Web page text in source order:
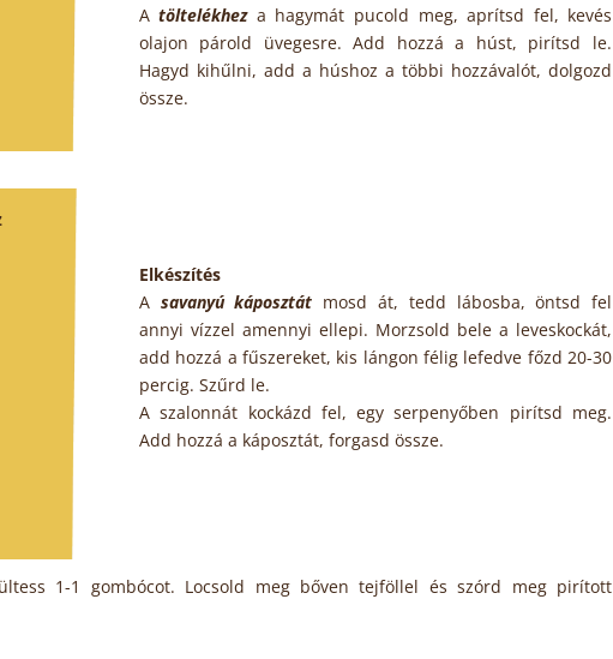
Atöltelékheza hagymát pucold meg, aprítsd fel, kevés
olajon párold üvegesre. Add hozzá a húst, pirítsd le.
Hagyd kihűlni, add a húshoz a többi hozzávalót, dolgozd
össze.
Elkészítés
A savanyú káposztát mosd át, tedd lábosba, öntsd fel
annyi vízzel amennyi ellepi. Morzsold bele a leveskockát,
add hozzá a fűszereket, kis lángon félig lefedve főzd 20-30
percig. Szűrd le.
A szalonnát kockázd fel, egy serpenyőben pirítsd meg.
Add hozzá a káposztát, forgasd össze.
1-1 gombócot. Locsold meg bőven tejföllel és szórd meg pirított